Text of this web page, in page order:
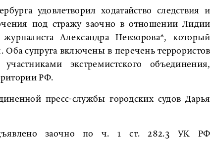
удовлетворил ходатайство следствия и
под стражу заочно в отношении Лидии
Александра Невзорова*, который
супруга включены в перечень террористов
экстремистского объединения,
РФ.
пресс-службы городских судов Дарья
заочно по ч. 1 ст. 282.3 УК РФ